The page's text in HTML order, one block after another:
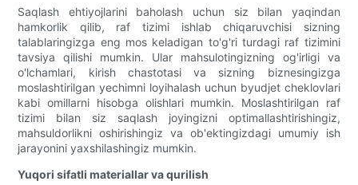
Saqlash ehtiyojlarini baholash uchun siz bilan yaqindan
hamkorlik qilib, raf tizimi ishlab chiqaruvchisi sizning
talablaringizga eng mos keladigan to'g'ri turdagi raf tizimini
tavsiya qilishi mumkin. Ular mahsulotingizning og'irligi va
o'lchamlari, kirish chastotasi va sizning biznesingizga
moslashtirilgan yechimni loyihalash uchun byudjet cheklovlari
kabi omillarni hisobga olishlari mumkin. Moslashtirilgan raf
tizimi bilan siz saqlash joyingizni optimallashtirishingiz,
mahsuldorlikni oshirishingiz va ob'ektingizdagi umumiy ish
jarayonini yaxshilashingiz mumkin.
Yuqori sifatli materiallar va qurilish